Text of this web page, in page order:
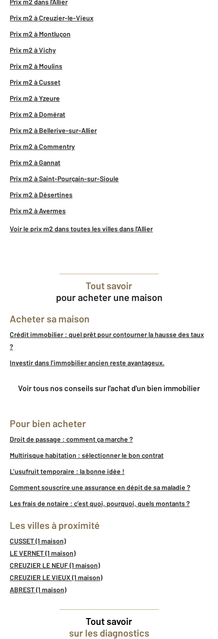
Prix m2 à Creuzier-le-Vieux
Prix m2 à Montluçon
Prix m2 à Vichy
Prix m2 à Moulins
Prix m2 à Cusset
Prix m2 à Yzeure
Prix m2 à Domérat
Prix m2 à Bellerive-sur-Allier
Prix m2 à Commentry
Prix m2 à Gannat
Prix m2 à Saint-Pourçain-sur-Sioule
Prix m2 à Désertines
Prix m2 à Avermes
Voir le prix m2 dans toutes les villes dans l'Allier
Tout savoir
pour acheter une maison
Acheter sa maison
Crédit immobilier : quel prêt pour contourner la hausse des taux
?
Investir dans l’immobilier ancien reste avantageux.
Voir tous nos conseils sur l'achat d'un bien immobilier
Pour bien acheter
Droit de passage : comment ça marche ?
Multirisque habitation : sélectionner le bon contrat
L’usufruit temporaire : la bonne idée !
Comment souscrire une assurance en dépit de sa maladie ?
Les frais de notaire : c’est quoi, pourquoi, quels montants ?
Les villes à proximité
CUSSET (1 maison)
LE VERNET (1 maison)
CREUZIER LE NEUF (1 maison)
CREUZIER LE VIEUX (1 maison)
ABREST (1 maison)
Tout savoir
sur les diagnostics